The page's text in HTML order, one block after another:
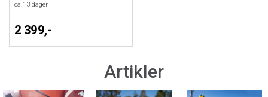
ca.13 dager
2 399,-
Artikler